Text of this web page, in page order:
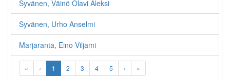
Syvänen, Väinö Olavi Aleksi
Syvänen, Urho Anselmi
Marjaranta, Eino Viljami
« ‹ 1 2 3 4 5 › »